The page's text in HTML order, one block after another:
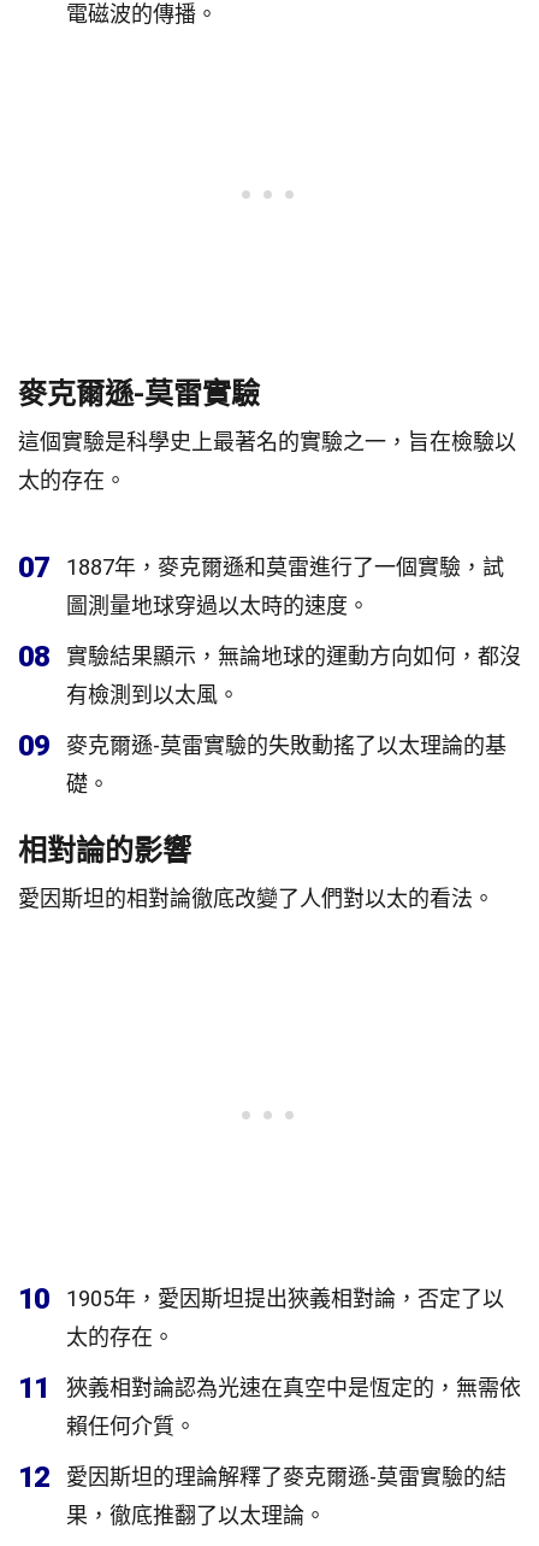
電磁波的傳播。
麥克爾遜-莫雷實驗
這個實驗是科學史上最著名的實驗之一，旨在檢驗以
太的存在。
07
1887年，麥克爾遜和莫雷進行了一個實驗，試
圖測量地球穿過以太時的速度。
08
實驗結果顯示，無論地球的運動方向如何，都沒
有檢測到以太風。
09
麥克爾遜-莫雷實驗的失敗動搖了以太理論的基
礎。
相對論的影響
愛因斯坦的相對論徹底改變了人們對以太的看法。
10
1905年，愛因斯坦提出狹義相對論，否定了以
太的存在。
11
狹義相對論認為光速在真空中是恆定的，無需依
賴任何介質。
12
愛因斯坦的理論解釋了麥克爾遜-莫雷實驗的結
果，徹底推翻了以太理論。